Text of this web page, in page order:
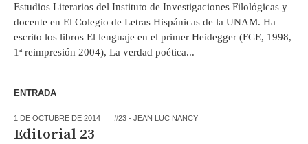
Estudios Literarios del Instituto de Investigaciones Filológicas y
docente en El Colegio de Letras Hispánicas de la UNAM. Ha
escrito los libros El lenguaje en el primer Heidegger (FCE, 1998,
1ª reimpresión 2004), La verdad poética...
ENTRADA
1 DE OCTUBRE DE 2014 #23 - JEAN LUC NANCY
Editorial 23